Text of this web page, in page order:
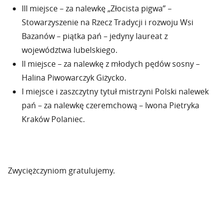
III miejsce – za nalewkę „Złocista pigwa” –
Stowarzyszenie na Rzecz Tradycji i rozwoju Wsi
Bazanów – piątka pań – jedyny laureat z
województwa lubelskiego.
II miejsce – za nalewkę z młodych pędów sosny –
Halina Piwowarczyk Giżycko.
I miejsce i zaszczytny tytuł mistrzyni Polski nalewek
pań – za nalewkę czeremchową – Iwona Pietryka
Kraków Polaniec.
Zwyciężczyniom gratulujemy.